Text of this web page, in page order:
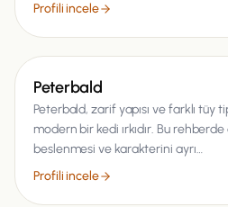
Profili incele
Peterbald
Peterbald, zarif yapısı ve farklı tüy
modern bir kedi ırkıdır. Bu rehberde
beslenmesi ve karakterini ayrı…
Profili incele